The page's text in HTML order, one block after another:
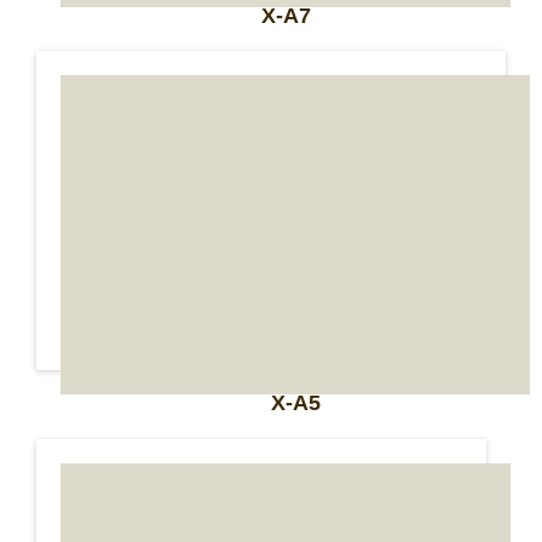
X-A7
X-A5